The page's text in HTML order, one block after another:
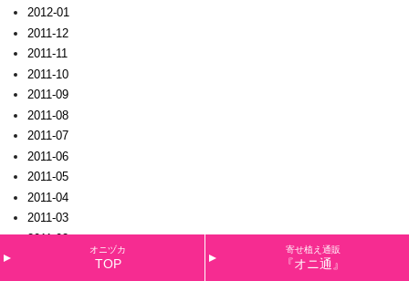
2012-01
2011-12
2011-11
2011-10
2011-09
2011-08
2011-07
2011-06
2011-05
2011-04
2011-03
2011-02
オニヅカ
TOP
寄せ植え通販
『オニ通』